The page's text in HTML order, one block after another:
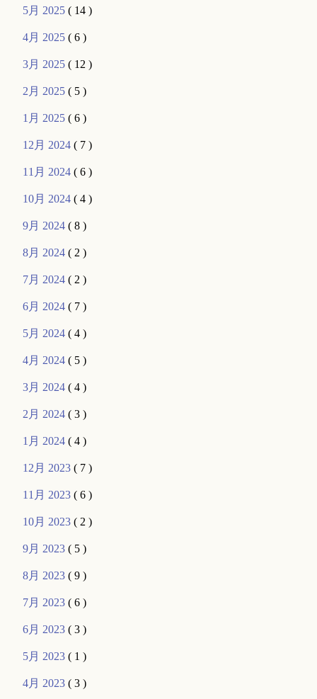
5月 2025( 14 )
4月 2025( 6 )
3月 2025( 12 )
2月 2025( 5 )
1月 2025( 6 )
12月 2024( 7 )
11月 2024( 6 )
10月 2024( 4 )
9月 2024( 8 )
8月 2024( 2 )
7月 2024( 2 )
6月 2024( 7 )
5月 2024( 4 )
4月 2024( 5 )
3月 2024( 4 )
2月 2024( 3 )
1月 2024( 4 )
12月 2023( 7 )
11月 2023( 6 )
10月 2023( 2 )
9月 2023( 5 )
8月 2023( 9 )
7月 2023( 6 )
6月 2023( 3 )
5月 2023( 1 )
4月 2023( 3 )